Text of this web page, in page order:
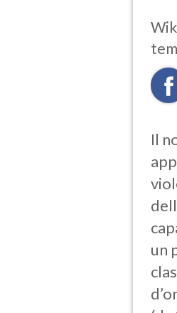
Il
un